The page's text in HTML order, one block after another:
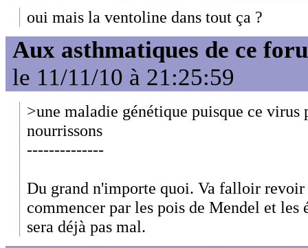
oui mais la ventoline dans tout ça ?
Aux asthmatiques de ce
le 11/11/10 à 21:25:59
>une maladie génétique puisque ce virus
nourrissons
--------------
Du grand n'importe quoi. Va falloir revoir
commencer par les pois de Mendel et les
sera déjà pas mal.